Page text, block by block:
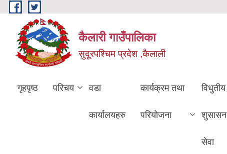
Skip to main content
कैलारी गाउँपालिका
सुदूरपश्चिम प्रदेश ,कैलाली
गृहपृष्ठ परिचय वडा
कार्यालयहरु
कार्यक्रम तथा
परियोजना
विधुतीय
शुसासन
सेवा